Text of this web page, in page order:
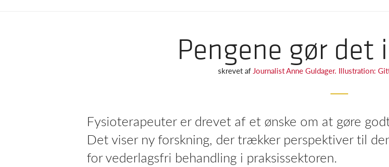
Pengene gør det
skrevet af Journalist Anne Guldager. Illustration:
Fysioterapeuter er drevet af et ønske om at gøre
Det viser ny forskning, der trækker perspektiver til
for vederlagsfri behandling i praksissektoren.